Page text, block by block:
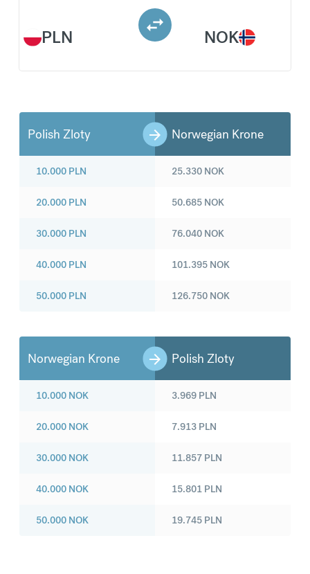
PLN NOK
Polish Zloty Norwegian Krone
10.000 PLN
20.000 PLN
30.000 PLN
40.000 PLN
50.000 PLN
25.330 NOK
50.685 NOK
76.040 NOK
101.395 NOK
126.750 NOK
Norwegian Krone Polish Zloty
10.000 NOK
20.000 NOK
30.000 NOK
40.000 NOK
50.000 NOK
3.969 PLN
7.913 PLN
11.857 PLN
15.801 PLN
19.745 PLN